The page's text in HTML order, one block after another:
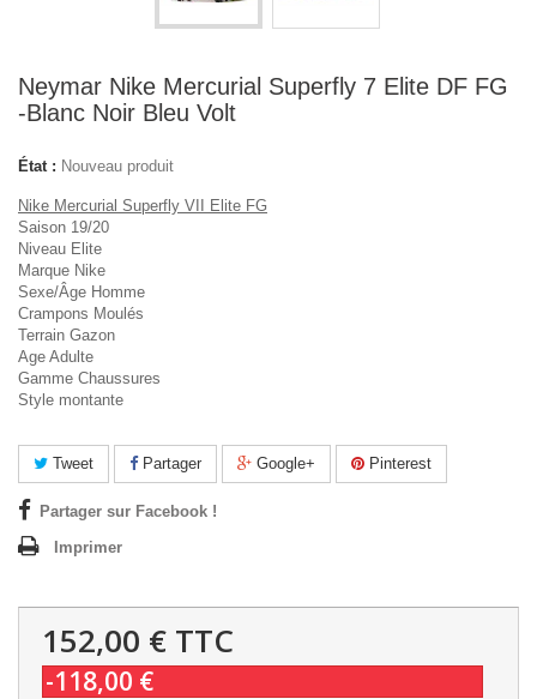
Neymar Nike Mercurial Superfly 7 Elite DF FG
-Blanc Noir Bleu Volt
État : Nouveau produit
Nike Mercurial Superfly VII Elite FG
Saison 19/20
Niveau Elite
Marque Nike
Sexe/Âge Homme
Crampons Moulés
Terrain Gazon
Age Adulte
Gamme Chaussures
Style montante
Tweet Partager Google+ Pinterest
Partager sur Facebook !
Imprimer
152,00 € TTC
-118,00 €